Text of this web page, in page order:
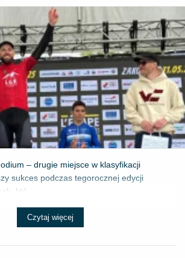
– drugie miejsce w klasyfikacji
sukces podczas tegorocznej edycji
któ...
Czytaj więcej